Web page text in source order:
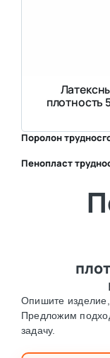
плотность
Поролон
Пенопласт
Опишите
Предложим
задачу.